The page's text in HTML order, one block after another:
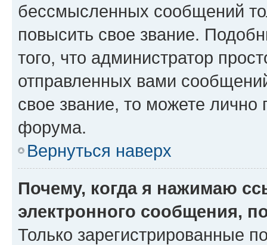
бессмысленных сообщений
повысить свое звание.
того, что администратор
отправленных вами
свое звание, то можете лично
форума.
Вернуться наверх
Почему, когда я нажимаю
электронного сообщения,
Только зарегистрированные